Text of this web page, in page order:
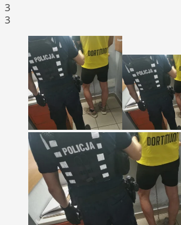
3
3